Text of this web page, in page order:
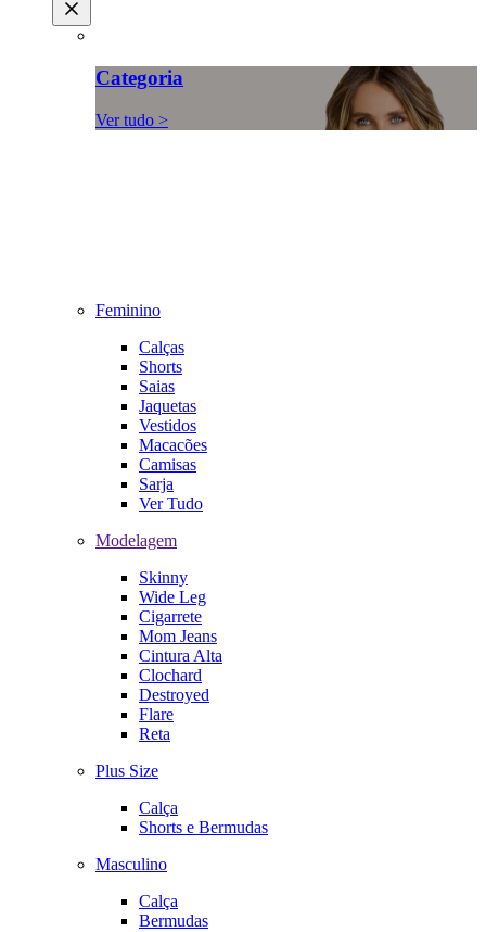
Categoria
Ver tudo >
Feminino
Calças
Shorts
Saias
Jaquetas
Vestidos
Macacões
Camisas
Sarja
Ver Tudo
Modelagem
Skinny
Wide Leg
Cigarrete
Mom Jeans
Cintura Alta
Clochard
Destroyed
Flare
Reta
Plus Size
Calça
Shorts e Bermudas
Masculino
Calça
Bermudas